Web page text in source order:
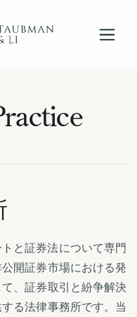
と証券法について専門
開証券市場における発
、証券取引と紛争解決
る法律事務所です。当